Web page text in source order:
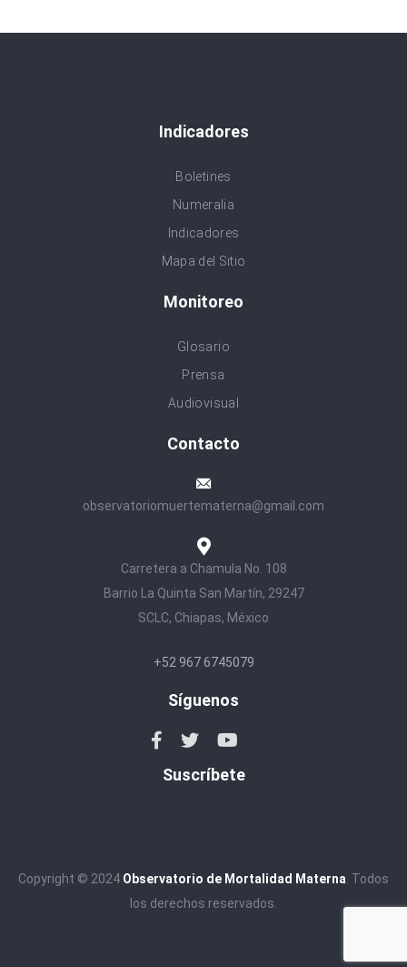
Indicadores
Boletines
Numeralia
Indicadores
Mapa del Sitio
Monitoreo
Glosario
Prensa
Audiovisual
Contacto
observatoriomuertematerna@gmail.com
Carretera a Chamula No. 108
Barrio La Quinta San Martín, 29247
SCLC, Chiapas, México
+52 967 6745079
Síguenos
Suscríbete
Copyright © 2024 Observatorio de Mortalidad Materna . Todos
los derechos reservados.